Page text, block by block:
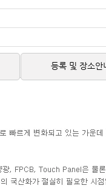
등록 및 장소안